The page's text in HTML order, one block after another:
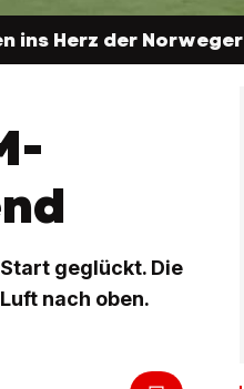
ins Herz der Norweger
geglückt. Die
nach oben.